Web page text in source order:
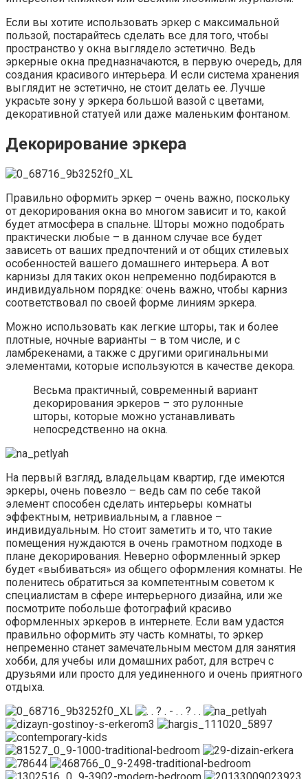
Если вы хотите использовать эркер с максимальной
пользой, постарайтесь сделать все для того, чтобы
пространство у окна выглядело эстетично. Ведь
эркерные окна предназначаются, в первую очередь, для
создания красивого интерьера. И если система хранения
выглядит не эстетично, не стоит делать ее. Лучше
украсьте зону у эркера большой вазой с цветами,
декоративной статуей или даже маленьким фонтаном.
Декорирование эркера
Правильно оформить эркер – очень важно, поскольку
от декорирования окна во многом зависит и то, какой
будет атмосфера в спальне. Шторы можно подобрать
практически любые – в данном случае все будет
зависеть от ваших предпочтений и от общих стилевых
особенностей вашего домашнего интерьера. А вот
карнизы для таких окон непременно подбираются в
индивидуальном порядке: очень важно, чтобы карниз
соответствовал по своей форме линиям эркера.
Можно использовать как легкие шторы, так и более
плотные, ночные варианты – в том числе, и с
ламбрекенами, а также с другими оригинальными
элементами, которые используются в качестве декора.
Весьма практичный, современный вариант
декорирования эркеров – это рулонные
шторы, которые можно устанавливать
непосредственно на окна.
На первый взгляд, владельцам квартир, где имеются
эркеры, очень повезло – ведь сам по себе такой
элемент способен сделать интерьеры комнаты
эффектным, нетривиальным, а главное –
индивидуальным. Но стоит заметить и то, что такие
помещения нуждаются в очень грамотном подходе в
плане декорирования. Неверно оформленный эркер
будет «выбиваться» из общего оформления комнаты. Не
поленитесь обратиться за компетентным советом к
специалистам в сфере интерьерного дизайна, или же
посмотрите побольше фотографий красиво
оформленных эркеров в интернете. Если вам удастся
правильно оформить эту часть комнаты, то эркер
непременно станет замечательным местом для занятия
хобби, для учебы или домашних работ, для встреч с
друзьями или просто для уединенного и очень приятного
отдыха.